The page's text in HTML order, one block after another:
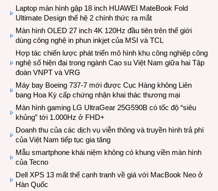
Laptop màn hình gập 18 inch HUAWEI MateBook Fold
Ultimate Design thế hệ 2 chính thức ra mắt
Màn hình OLED 27 inch 4K 120Hz đầu tiên trên thế giới
dùng công nghệ in phun inkjet của MSI và TCL
Hợp tác chiến lược phát triển mô hình khu công nghiệp công
nghệ số hiện đại trong ngành Cao su Việt Nam giữa hai Tập
đoàn VNPT và VRG
Máy bay Boeing 737-7 mới được Cục Hàng không Liên
bang Hoa Kỳ cấp chứng nhận khai thác thương mại
Màn hình gaming LG UltraGear 25G590B có tốc độ “siêu
khủng” tới 1.000Hz ở FHD+
Doanh thu của các dịch vụ viễn thông và truyền hình trả phí
của Việt Nam tiếp tục gia tăng
Mẫu smartphone khái niệm không có khung viền màn hình
của Tecno
Dell XPS 13 mất thế cạnh tranh về giá với MacBook Neo ở
Hàn Quốc